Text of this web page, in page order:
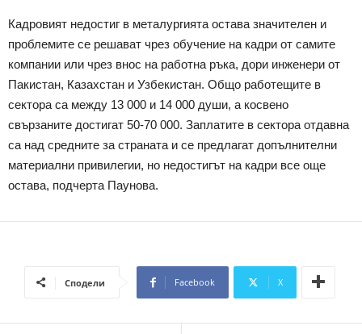
Кадровият недостиг в металургията остава значителен и
проблемите се решават чрез обучение на кадри от самите
компании или чрез внос на работна ръка, дори инженери от
Пакистан, Казахстан и Узбекистан. Общо работещите в
сектора са между 13 000 и 14 000 души, а косвено
свързаните достигат 50-70 000. Заплатите в сектора отдавна
са над средните за страната и се предлагат допълнителни
материални привилегии, но недостигът на кадри все още
остава, подчерта Паунова.
Сподели Facebook X